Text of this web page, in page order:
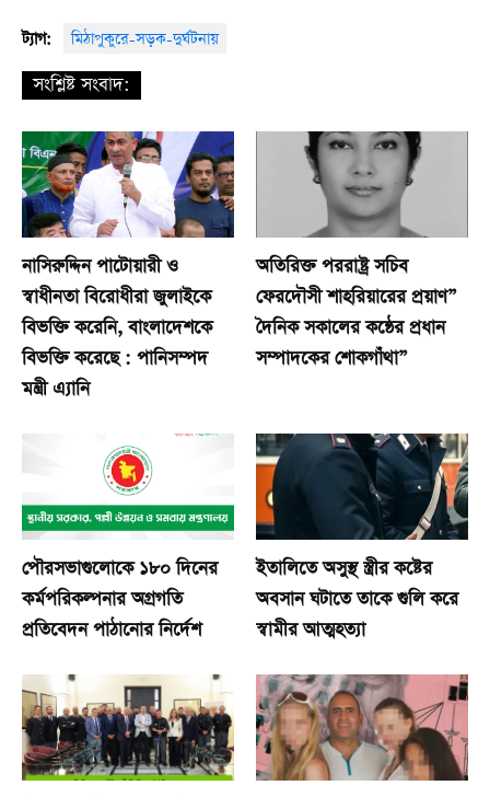
ট্যাগ: মিঠাপুকুরে-সড়ক-দুর্ঘটনায়
সংশ্লিষ্ট সংবাদ:
নাসিরুদ্দিন পাটোয়ারী ও
স্বাধীনতা বিরোধীরা জুলাইকে
বিভক্তি করেনি, বাংলাদেশকে
বিভক্তি করেছে : পানিসম্পদ
মন্ত্রী এ্যানি
অতিরিক্ত পররাষ্ট্র সচিব
ফেরদৌসী শাহরিয়ারের প্রয়াণ”
দৈনিক সকালের কন্ঠের প্রধান
সম্পাদকের শোকগাঁথা”
পৌরসভাগুলোকে ১৮০ দিনের
কর্মপরিকল্পনার অগ্রগতি
প্রতিবেদন পাঠানোর নির্দেশ
ইতালিতে অসুস্থ স্ত্রীর কষ্টের
অবসান ঘটাতে তাকে গুলি করে
স্বামীর আত্মহত্যা